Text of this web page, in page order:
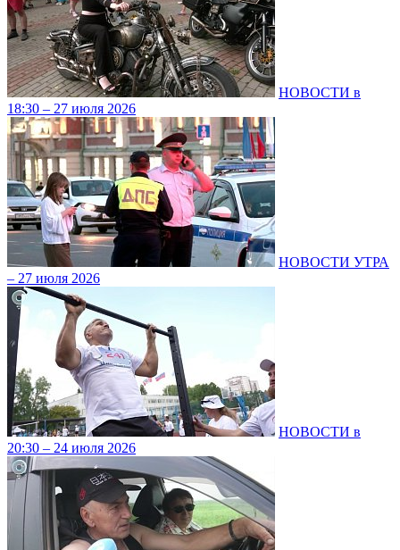
НОВОСТИ в
18:30 – 27 июля 2026
НОВОСТИ УТРА
– 27 июля 2026
НОВОСТИ в
20:30 – 24 июля 2026